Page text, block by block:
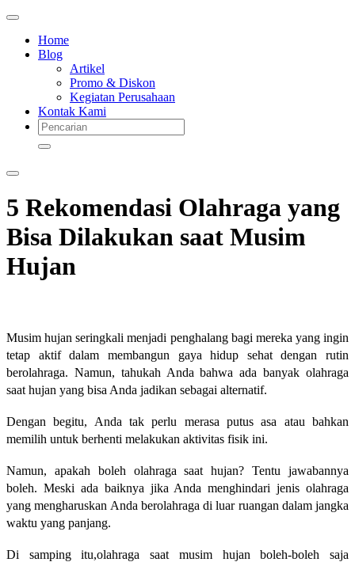
Home
Blog
Artikel
Promo & Diskon
Kegiatan Perusahaan
Kontak Kami
5 Rekomendasi Olahraga yang
Bisa Dilakukan saat Musim
Hujan
Musim hujan seringkali menjadi penghalang bagi mereka yang ingin
tetap aktif dalam membangun gaya hidup sehat dengan rutin
berolahraga. Namun, tahukah Anda bahwa ada banyak olahraga
saat hujan yang bisa Anda jadikan sebagai alternatif.
Dengan begitu, Anda tak perlu merasa putus asa atau bahkan
memilih untuk berhenti melakukan aktivitas fisik ini.
Namun, apakah boleh olahraga saat hujan? Tentu jawabannya
boleh. Meski ada baiknya jika Anda menghindari jenis olahraga
yang mengharuskan Anda berolahraga di luar ruangan dalam jangka
waktu yang panjang.
Di samping itu,olahraga saat musim hujan boleh-boleh saja